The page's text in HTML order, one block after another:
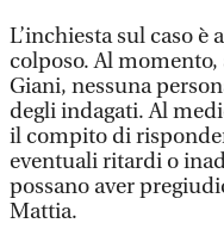
L’inchiesta sul caso
colposo. Al
Giani, nessuna
degli indagati. Al
il compito di
eventuali ritardi o
possano aver
Mattia.